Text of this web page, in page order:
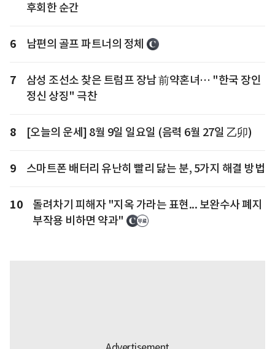
후회한 순간
6 남편의 골프 파트너의 정체
7
삼성 조선소 찾은 트럼프 장남 前약혼녀… "한국 장인
정신 상징" 극찬
8 [오늘의 운세] 8월 9일 일요일 (음력 6월 27일 乙卯)
9 스마트폰 배터리 유난히 빨리 닳는 분, 5가지 해결 방법
10
돌려차기 피해자 "지옥 가라는 표현... 보완수사 폐지
부작용 비하면 약과"